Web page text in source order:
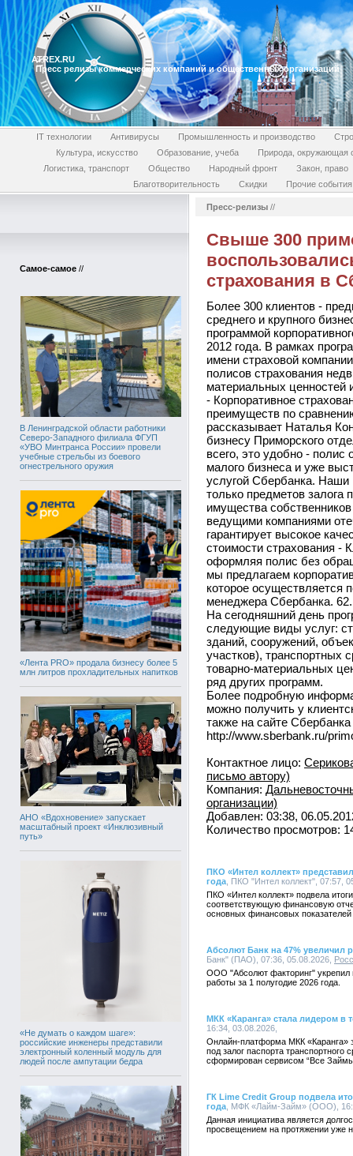
ATREX.RU
Пресс релизы коммерческих компаний и общественных организаций
IT технологии Антивирусы Промышленность и производство
Культура, искусство
Образование, учеба
Природа, окружающая
Логистика, транспорт
Общество Народный фронт
Закон, право
Благотворительность
Скидки Прочие события
Самое-самое //
В Ленинградской области работники
Северо-Западного филиала ФГУП
«УВО Минтранса России» провели
учебные стрельбы из боевого
огнестрельного оружия
«Лента PRO» продала бизнесу более 5
млн литров прохладительных напитков
АНО «Вдохновение» запускает
масштабный проект «Инклюзивный
путь»
«Не думать о каждом шаге»:
российские инженеры представили
электронный коленный модуль для
людей после ампутации бедра
Пресс-релизы //
Cвыше 300
страхования в
Более 300 клиентов -
среднего и крупного
программой
2012 года. В рамках
имени страховой
полисов страхования
материальных ценностей
- Корпоративное
преимуществ по
рассказывает Наталья
бизнесу Приморского
всего, это удобно -
малого бизнеса и уже
услугой Сбербанка.
только предметов залога
имущества
ведущими компаниями
гарантирует высокое
стоимости страхования -
оформляя полис без
мы предлагаем
которое осуществляется
менеджера Сбербанка. 62.
На сегодняшний день
следующие виды услуг:
зданий, сооружений,
участков), транспортных
товарно-материальных
ряд других программ.
Более подробную
можно получить у
также на сайте
http://www.sberbank.ru/
Контактное лицо:
письмо автору)
Компания:
организации)
Добавлен: 03:38,
Количество просмотров:
ПКО «Интел коллект»
года , ПКО "Интел коллект", 07:57,
ПКО «Интел коллект» подвела
соответствующую финансовую
основных финансовых показателей
Абсолют Банк на 47% увеличил
Банк" (ПАО), 07:36, 05.08.2026,
ООО "Абсолют факторинг" укрепил
работы за 1 полугодие 2026 года.
МКК «Каранга» стала лидером в
16:34, 03.08.2026,
Онлайн-платформа МКК «Каранга»
под залог паспорта
сформирован сервисом “Все
ГК Lime Credit Group подвела
года , МФК «Лайм-Займ» (ООО),
Данная инициатива является
просвещением на протяжении уже